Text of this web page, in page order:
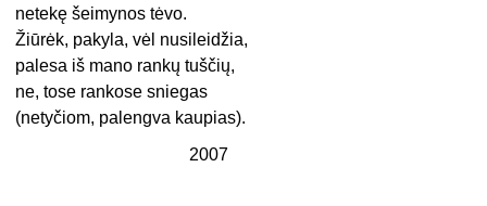
netekę šeimynos tėvo.
Žiūrėk, pakyla, vėl nusileidžia,
palesa iš mano rankų tuščių,
ne, tose rankose sniegas
(netyčiom, palengva kaupias).
2007